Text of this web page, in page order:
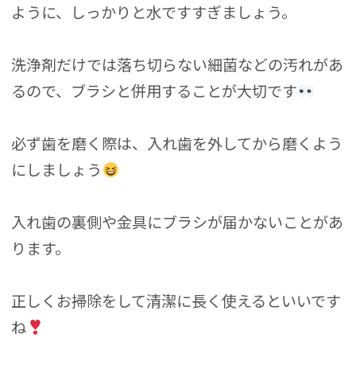
ように、しっかりと水ですすぎましょう。
洗浄剤だけでは落ち切らない細菌などの汚れがあ
るので、ブラシと併用することが大切です
必ず歯を磨く際は、入れ歯を外してから磨くよう
にしましょう
入れ歯の裏側や金具にブラシが届かないことがあ
ります。
正しくお掃除をして清潔に長く使えるといいです
ね